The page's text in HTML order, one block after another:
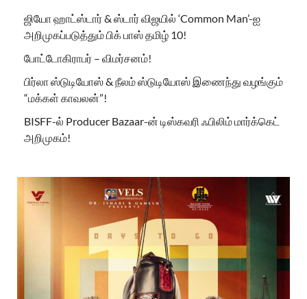
ஜியோ ஹாட்ஸ்டார் & ஸ்டார் விஜயில் ‘Common Man’-ஐ
அறிமுகப்படுத்தும் பிக் பாஸ் தமிழ் 10!
போட்டோகிராபர் – விமர்சனம்!
பிர்லா ஸ்டுடியோஸ் & நீலம் ஸ்டுடியோஸ் இணைந்து வழங்கும்
“மக்கள் காவலன்”!
BISFF-ல் Producer Bazaar-ன் டிஸ்கவரி ஃபிலிம் மார்க்கெட்
அறிமுகம்!